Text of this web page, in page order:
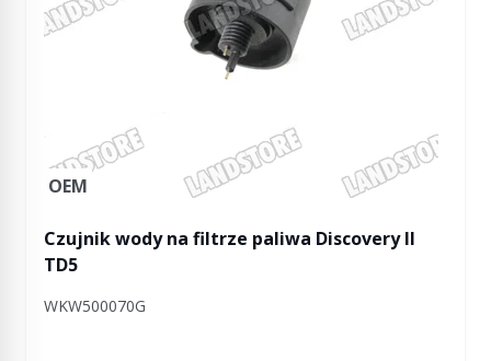
OEM
Czujnik wody na filtrze paliwa Discovery II
TD5
WKW500070G